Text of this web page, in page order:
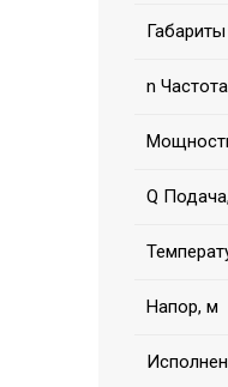
n
Q
Напор, м